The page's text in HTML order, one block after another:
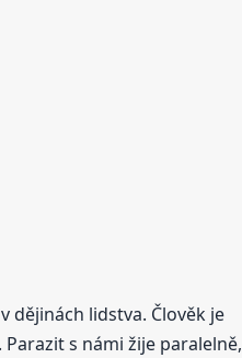
dějinách lidstva. Člověk je
s námi žije paralelně,